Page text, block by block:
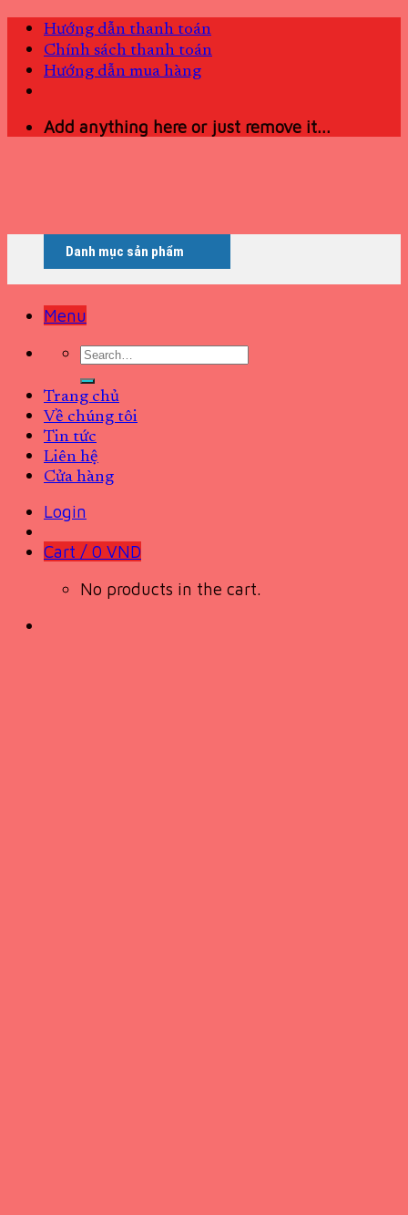
Skip
content
Hướng dẫn thanh toán
Chính sách thanh toán
Hướng dẫn mua hàng
Add anything here or just remove it...
Menu
Search
Trang chủ
Về chúng tôi
Tin tức
Liên hệ
Cửa hàng
Login
Cart / 0 VND
No products in the cart.
Danh mục sản phẩm